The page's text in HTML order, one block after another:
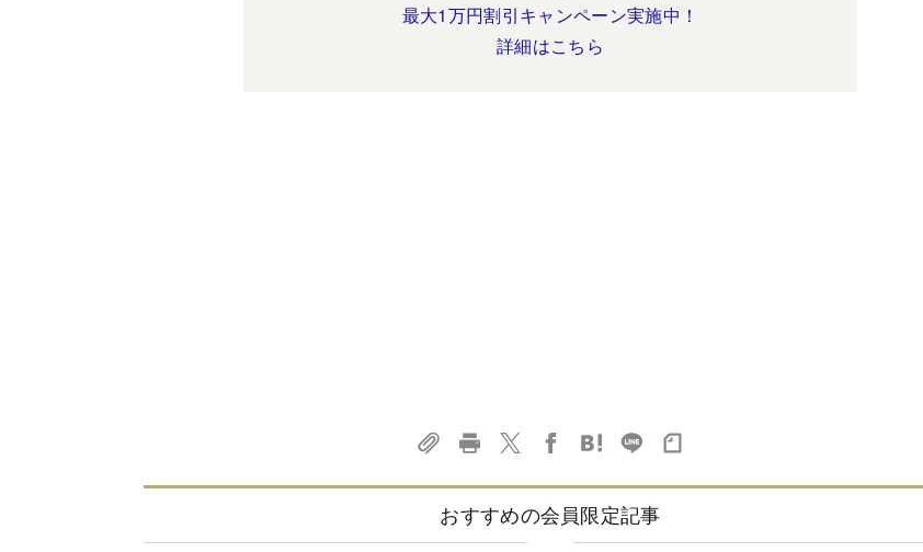
最大1万円割引キャンペーン実施中！
詳細はこちら
おすすめの会員限定記事